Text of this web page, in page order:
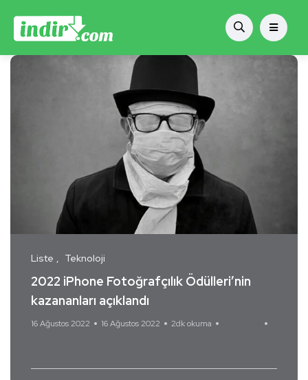
Liste Teknoloji
2022 iPhone Fotoğrafçılık Ödülleri’nin
kazananları açıklandı
16 Ağustos 2022 16 Ağustos 2022 2dk okuma